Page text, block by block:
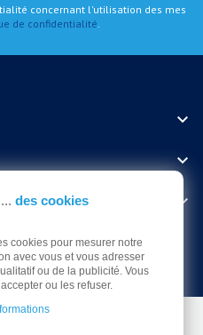
concernant l'utilisation des mes
de confidentialité



des cookies
cookies pour mesurer notre
avec vous et vous adresser
ou de la publicité. Vous
ou les refuser.